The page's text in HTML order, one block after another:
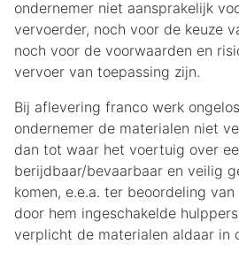
ondernemer niet aansprakelijk
vervoerder, noch voor de keuze
noch voor de voorwaarden en
vervoer van toepassing zijn.
Bij aflevering franco werk
ondernemer de materialen niet
dan tot waar het voertuig over
berijdbaar/bevaarbaar en veilig
komen, e.e.a. ter beoordeling
door hem ingeschakelde
verplicht de materialen aldaar in